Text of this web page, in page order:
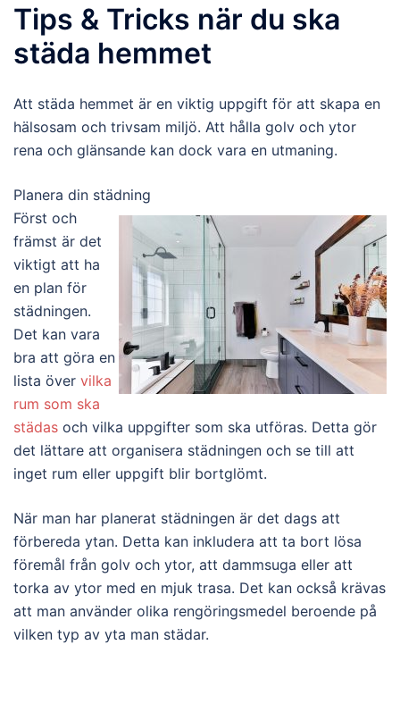
Tips & Tricks när du ska
städa hemmet
Att städa hemmet är en viktig uppgift för att skapa en
hälsosam och trivsam miljö. Att hålla golv och ytor
rena och glänsande kan dock vara en utmaning.
Planera din städning
Först och
främst är det
viktigt att ha
en plan för
städningen.
Det kan vara
bra att göra en
lista över vilka
rum som ska
städas och vilka uppgifter som ska utföras. Detta gör
det lättare att organisera städningen och se till att
inget rum eller uppgift blir bortglömt.
När man har planerat städningen är det dags att
förbereda ytan. Detta kan inkludera att ta bort lösa
föremål från golv och ytor, att dammsuga eller att
torka av ytor med en mjuk trasa. Det kan också krävas
att man använder olika rengöringsmedel beroende på
vilken typ av yta man städar.